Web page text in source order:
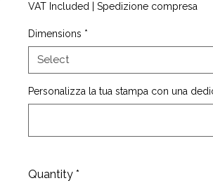
VAT Included Spedizione compresa
Dimensions *
Select
Personalizza la tua stampa con una
Quantity *